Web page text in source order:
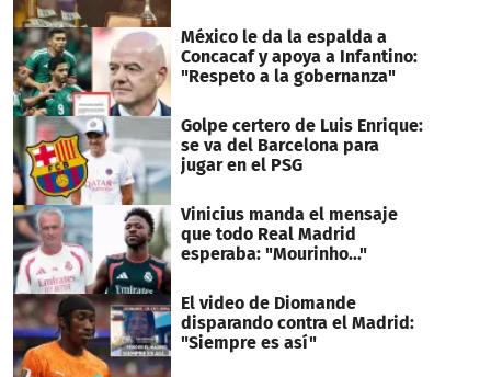
México le da la espalda a
Concacaf y apoya a Infantino:
"Respeto a la gobernanza"
Golpe certero de Luis Enrique:
se va del Barcelona para
jugar en el PSG
Vinicius manda el mensaje
que todo Real Madrid
esperaba: "Mourinho..."
El video de Diomande
disparando contra el Madrid:
"Siempre es así"